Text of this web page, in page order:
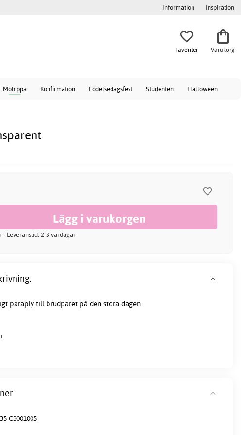
Information Inspiration
Favoriter Varukorg
Möhippa Konfirmation Födelsedagsfest Studenten Halloween
- Leveranstid: 2-3 vardagar
paraply till brudparet på den stora dagen.
C3001005